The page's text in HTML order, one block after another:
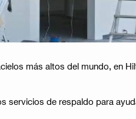
más altos del mundo, en
servicios de respaldo para